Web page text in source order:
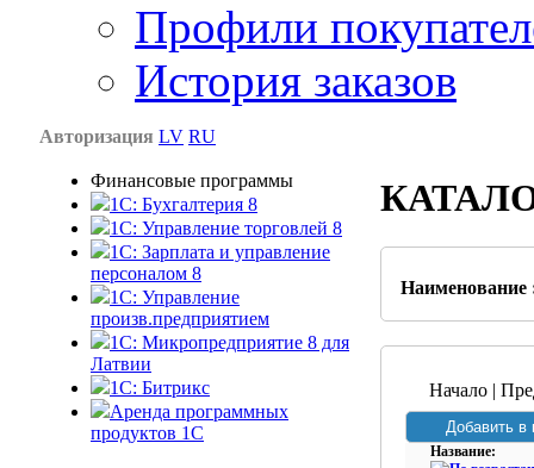
Профили
История заказов
Авторизация LV RU
Финансовые программы
1С: Бухгалтерия 8
1C: Управление торговлей 8
1C: Зарплата и управление
персоналом 8
1C: Управление
произв.предприятием
1С: Микропредприятие 8 для
Латвии
1C: Битрикс
Аренда программных
продуктов 1С
Наименование
Начало |
Название: